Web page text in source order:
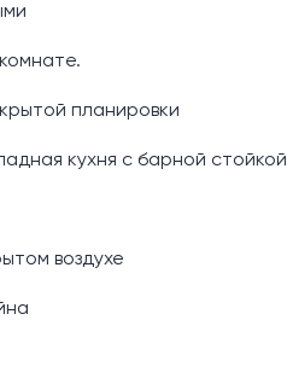
планировки
кухня с барной стойкой
воздухе